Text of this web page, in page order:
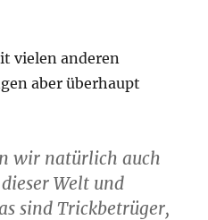
vielen anderen
aber überhaupt
wir natürlich auch
dieser Welt und
sind Trickbetrüger,